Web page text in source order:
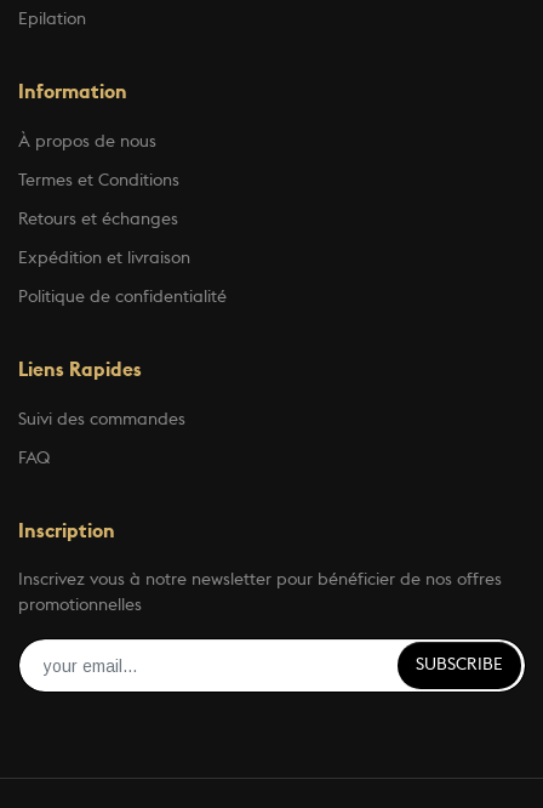
Epilation
Information
À propos de nous
Termes et Conditions
Retours et échanges
Expédition et livraison
Politique de confidentialité
Liens Rapides
Suivi des commandes
FAQ
Inscription
Inscrivez vous à notre newsletter pour bénéficier de nos offres
promotionnelles
SUBSCRIBE